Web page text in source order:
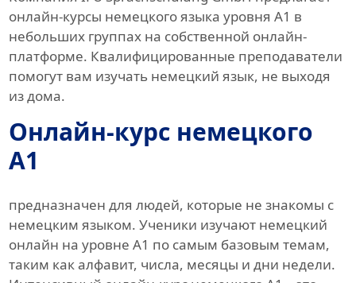
онлайн-курсы немецкого языка уровня A1 в
небольших группах на собственной онлайн-
платформе. Квалифицированные преподаватели
помогут вам изучать немецкий язык, не выходя
из дома.
Онлайн-курс немецкого
A1
предназначен для людей, которые не знакомы с
немецким языком. Ученики изучают немецкий
онлайн на уровне A1 по самым базовым темам,
таким как алфавит, числа, месяцы и дни недели.